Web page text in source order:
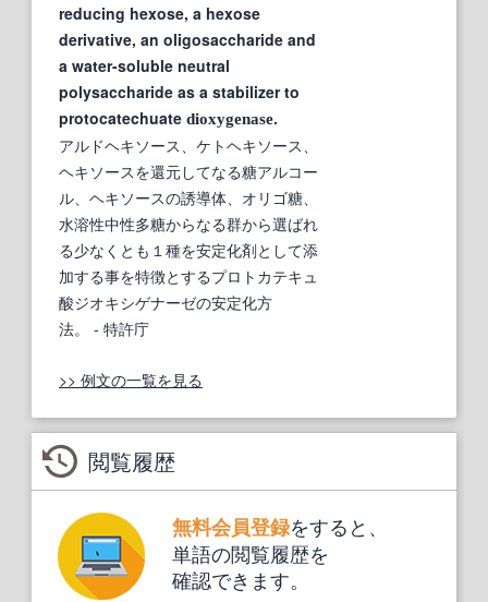
reducing hexose, a hexose
derivative, an oligosaccharide and
a water-soluble neutral
polysaccharide as a stabilizer to
protocatechuate dioxygenase.
アルドヘキソース、ケトヘキソース、
ヘキソースを還元してなる糖アルコー
ル、ヘキソースの誘導体、オリゴ糖、
水溶性中性多糖からなる群から選ばれ
る少なくとも１種を安定化剤として添
加する事を特徴とするプロトカテキュ
酸ジオキシゲナーゼの安定化方
法。
- 特許庁
>> 例文の一覧を見る
閲覧履歴
無料会員登録をすると、
単語の閲覧履歴を
確認できます。